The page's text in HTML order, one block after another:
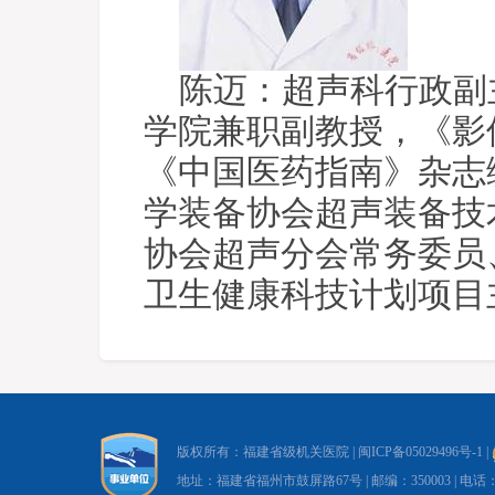
陈迈：超声科行政
学院兼职副教授，《
《中国医药指南》杂
学装备协会超声装备
协会超声分会常务委
卫生健康科技计划项
版权所有：福建省级机关医院 | 闽ICP备05029496号-1
地址：福建省福州市鼓屏路67号 | 邮编：350003 | 电话